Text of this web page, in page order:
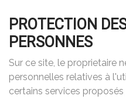
PROTECTION
PERSONNES
Sur ce site, le proprietaire
personnelles relatives à
certains services